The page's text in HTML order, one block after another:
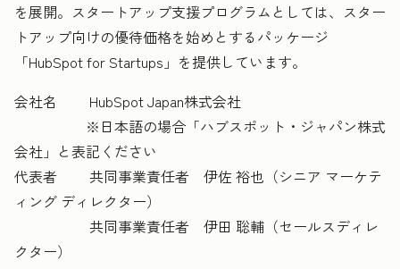
を展開。スタートアップ支援プログラムとしては、スター
トアップ向けの優待価格を始めとするパッケージ
「HubSpot for Startups」を提供しています。
会社名 HubSpot Japan株式会社
※日本語の場合「ハブスポット・ジャパン株式
会社」と表記ください
代表者 共同事業責任者 伊佐 裕也（シニア マーケテ
ィング ディレクター）
共同事業責任者 伊田 聡輔（セールスディレ
クター）